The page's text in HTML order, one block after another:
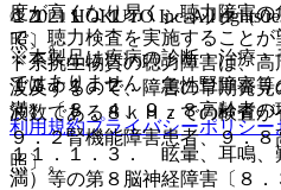
度が高くなり易く、聴力障害
で、聴力検査を実施すること
ド系抗生物質の聴力障害は、
波及するので、障害の早期発
波数である８ｋＨｚでの検査が
９．２腎機能障害患者、９．
照〕。
１１．１．１． ショック（０
照〕。
１１．１．２． 急性腎障害等
満）〔８．４、９．８高齢者の
１１．１．３． 眩暈、耳鳴、
満）等の第８脳神経障害〔８
© 2021 HOKUTO Inc. All rights
※本製品は疾病の診断・治療・
ではありません。
利用規約プライバシーポリシー